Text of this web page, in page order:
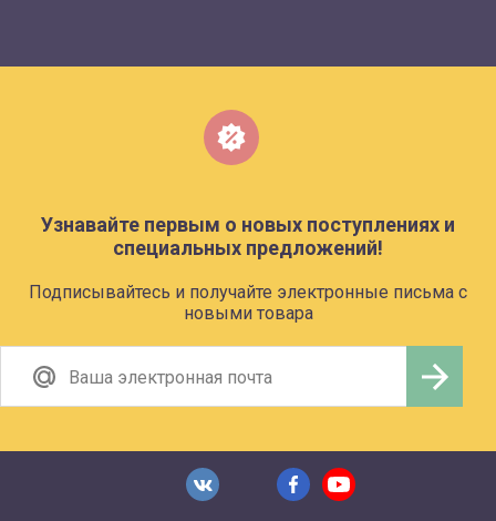
Узнавайте первым о новых поступлениях и
специальных предложений!
Подписывайтесь и получайте электронные письма с
новыми товара